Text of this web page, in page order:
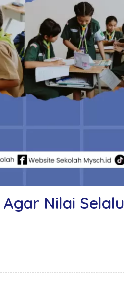
Nilai Selalu